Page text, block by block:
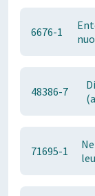
6676-1
48386-7
71695-1